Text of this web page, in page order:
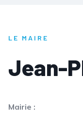
LE MAIRE
Jean-
Mairie :